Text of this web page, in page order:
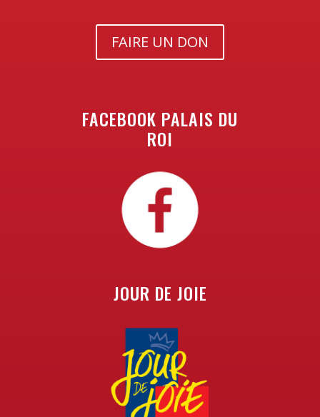
FAIRE UN DON
FACEBOOK PALAIS DU
ROI
JOUR DE JOIE